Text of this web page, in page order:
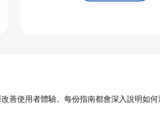
善使用者體驗。每份指南都會深入說明如